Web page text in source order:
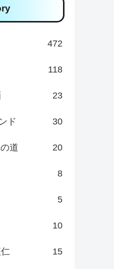
472
118
23
ド 30
道 20
8
5
10
15